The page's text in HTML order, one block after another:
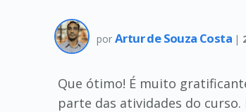
por Artur de Souza Costa |
Que ótimo! É muito
parte das atividades do